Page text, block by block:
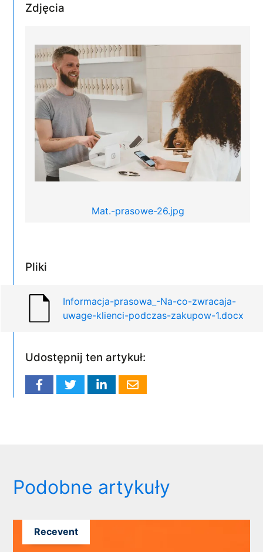
Zdjęcia
Mat.-prasowe-26.jpg
Pliki
Informacja-prasowa_-Na-co-zwracaja-
uwage-klienci-podczas-zakupow-1.docx
Udostępnij ten artykuł:
Podobne artykuły
Recevent